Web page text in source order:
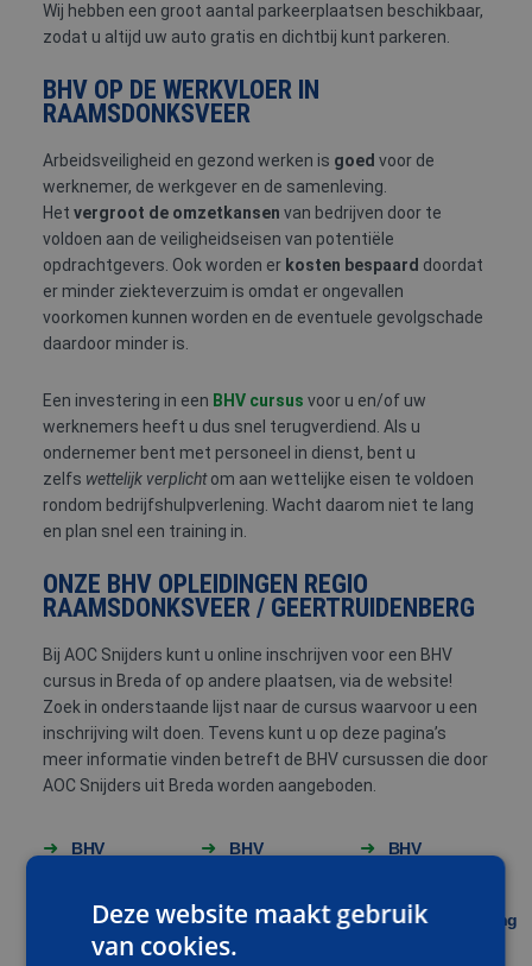
Wij hebben een groot aantal parkeerplaatsen beschikbaar,
zodat u altijd uw auto gratis en dichtbij kunt parkeren.
BHV OP DE WERKVLOER IN
RAAMSDONKSVEER
Arbeidsveiligheid en gezond werken is goed voor de
werknemer, de werkgever en de samenleving.
Het vergroot de omzetkansen van bedrijven door te
voldoen aan de veiligheidseisen van potentiële
opdrachtgevers. Ook worden er kosten bespaard doordat
er minder ziekteverzuim is omdat er ongevallen
voorkomen kunnen worden en de eventuele gevolgschade
daardoor minder is.
Een investering in een BHV cursus voor u en/of uw
werknemers heeft u dus snel terugverdiend. Als u
ondernemer bent met personeel in dienst, bent u
zelfs wettelijk verplichtom aan wettelijke eisen te voldoen
rondom bedrijfshulpverlening. Wacht daarom niet te lang
en plan snel een training in.
ONZE BHV OPLEIDINGEN REGIO
RAAMSDONKSVEER / GEERTRUIDENBERG
Bij AOC Snijders kunt u online inschrijven voor een BHV
cursus in Breda of op andere plaatsen, via de website!
Zoek in onderstaande lijst naar de cursus waarvoor u een
inschrijving wilt doen. Tevens kunt u op deze pagina’s
meer informatie vinden betreft de BHV cursussen die door
AOC Snijders uit Breda worden aangeboden.
BHV
BHV
learning
BHV
Brandbestrijding
Deze website maakt gebruik
van cookies.